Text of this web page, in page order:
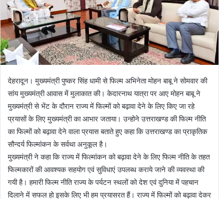
i
l
देहरादून। मुख्यमंत्री पुष्कर सिंह धामी से फिल्म अभिनेता मोहन बाबू ने सोमवार की
सांय मुख्यमंत्री आवास में मुलाकात की। केदारनाथ यात्रा पर आए मोहन बाबू ने
मुख्यमंत्री से भेंट के दौरान राज्य में फिल्मों को बढ़ावा देने के लिए किए जा रहे
प्रयासों के लिए मुख्यमंत्री का आभार जताया। उन्होने उत्तराखण्ड की फिल्म नीति
का फिल्मों को बढ़ावा देने वाला प्रयास बताते हुए कहा कि उत्तराखण्ड का प्राकृतिक
सौन्दर्य फिल्मांकन के सर्वथा अनुकूल है।
मुख्यमंत्री ने कहा कि राज्य में फिल्मांकन को बढ़ावा देने के लिए फिल्म नीति के तहत
फिल्मकारों की आवश्यक सहयोग एवं सुविधाएं उपलब्ध कराये जाने की व्यवस्था की
गयी है। हमारी फिल्म नीति राज्य के पर्यटन स्थलों को देश एवं दुनिया में पहचान
दिलाने में सफल हो इसके लिए भी हम प्रयासरत हैं। राज्य में फिल्मों को बढ़ावा देकर